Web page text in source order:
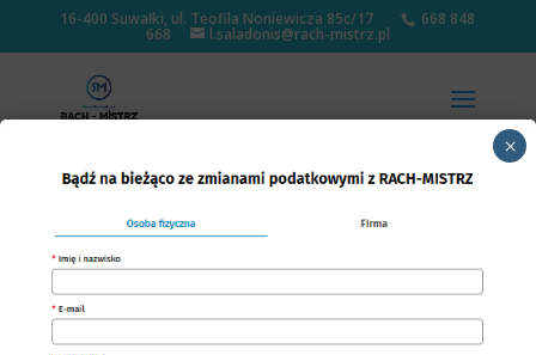
16-400 Suwałki, ul. Teofila Noniewicza 85c/17 668 848
668 l.saladonis@rach-mistrz.pl
Opłata za parking razem
z VAT, ale czy zawsze?
×